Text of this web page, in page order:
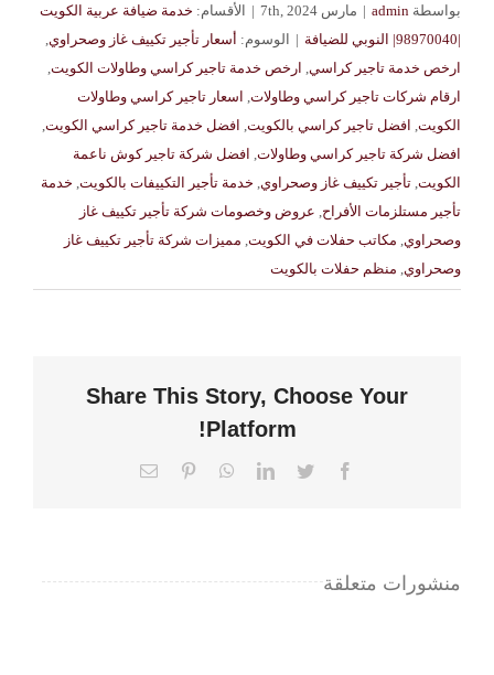
بواسطة admin
| مارس 7th, 2024 | الأقسام: خدمة ضيافة عربية الكويت
|98970040| النوبي للضيافة
| الوسوم: أسعار تأجير تكييف غاز وصحراوي
ارخص خدمة تاجير كراسي ارخص خدمة تاجير كراسي وطاولات الكويت
ارقام شركات تاجير كراسي وطاولات اسعار تاجير كراسي وطاولات
الكويت افضل تاجير كراسي بالكويت افضل خدمة تاجير كراسي الكويت
افضل شركة تاجير كراسي وطاولات افضل شركة تاجير كوش ناعمة
الكويت تأجير تكييف غاز وصحراوي خدمة تأجير التكييفات بالكويت خدمة
تأجير مستلزمات الأفراح عروض وخصومات شركة تأجير تكييف غاز
وصحراوي مكاتب حفلات في الكويت مميزات شركة تأجير تكييف غاز
وصحراوي منظم حفلات بالكويت
Share This Story, Choose Your
Platform!
Facebook
Twitter
LinkedIn
WhatsApp
Pinterest
Email
منشورات متعلقة